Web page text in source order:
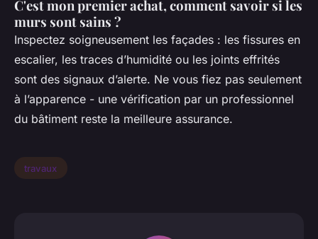
C'est mon premier achat, comment savoir si les
murs sont sains ?
Inspectez soigneusement les façades : les fissures en
escalier, les traces d’humidité ou les joints effrités
sont des signaux d’alerte. Ne vous fiez pas seulement
à l’apparence - une vérification par un professionnel
du bâtiment reste la meilleure assurance.
travaux